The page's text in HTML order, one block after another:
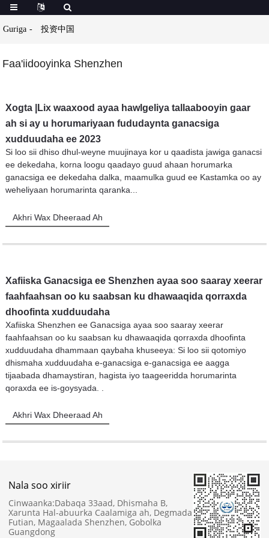
Guriga 投资中国
Faa'iidooyinka Shenzhen
Xogta |Lix waaxood ayaa hawlgeliya tallaabooyin gaar
ah si ay u horumariyaan fududaynta ganacsiga
xudduudaha ee 2023
Si loo sii dhiso dhul-weyne muujinaya kor u qaadista jawiga ganacsi
ee dekedaha, korna loogu qaadayo guud ahaan horumarka
ganacsiga ee dekedaha dalka, maamulka guud ee Kastamka oo ay
weheliyaan horumarinta qaranka...
Akhri Wax Dheeraad Ah
Xafiiska Ganacsiga ee Shenzhen ayaa soo saaray xeerar
faahfaahsan oo ku saabsan ku dhawaaqida qorraxda
dhoofinta xudduudaha
Xafiiska Shenzhen ee Ganacsiga ayaa soo saaray xeerar
faahfaahsan oo ku saabsan ku dhawaaqida qorraxda dhoofinta
xudduudaha dhammaan qaybaha khuseeya: Si loo sii qotomiyo
dhismaha xudduudaha e-ganacsiga e-ganacsiga ee aagga
tijaabada dhamaystiran, hagista iyo taageeridda horumarinta
qoraxda ee is-goysyada. .
Akhri Wax Dheeraad Ah
Nala soo xiriir
Cinwaanka:Dabaqa 33aad, Dhismaha B,
Xarunta Hal-abuurka Caalamiga ah, Degmada
Futian, Magaalada Shenzhen, Gobolka
Guangdong